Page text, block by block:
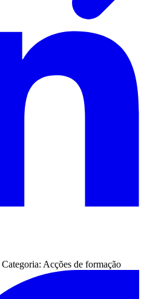
Categoria: Acções de formação